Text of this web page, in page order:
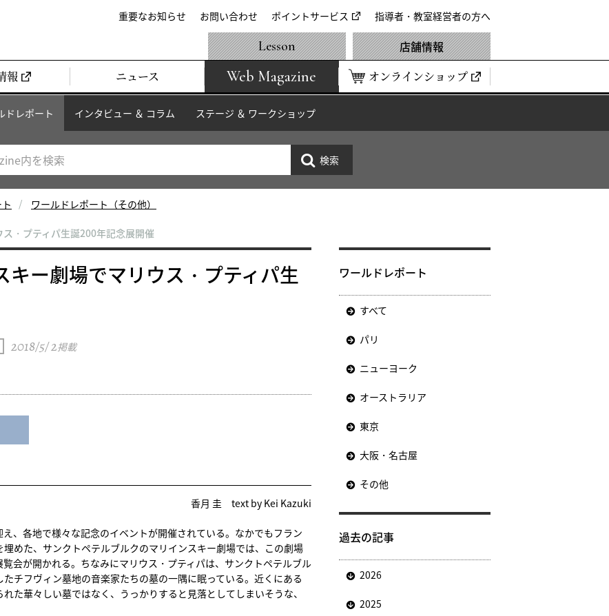
重要なお知らせ お問い合わせ ポイントサービス 指導者・教室経営者の方へ
報 ニュース Web Magazine オンラインショップ
Lesson 店舗情報
ドレポート インタビュー ＆ コラム ステージ ＆ ワークショップ
ワールドレポート（その他）
・プティパ生誕200年記念展開催
キー劇場でマリウス・プティパ生
2018/5/ 2掲載
香月 圭 text by Kei Kazuki
、各地で様々な記念のイベントが開催されている。なかでもフラン
めた、サンクトペテルブルクのマリインスキー劇場では、この劇場
会が開かれる。ちなみにマリウス・プティパは、サンクトペテルブル
チフヴィン墓地の音楽家たちの墓の一隅に眠っている。近くにある
た華々しい墓ではなく、うっかりすると見落としてしまいそうな、
ワールドレポート
すべて
パリ
ニューヨーク
オーストラリア
東京
大阪・名古屋
その他
過去の記事
2026
2025